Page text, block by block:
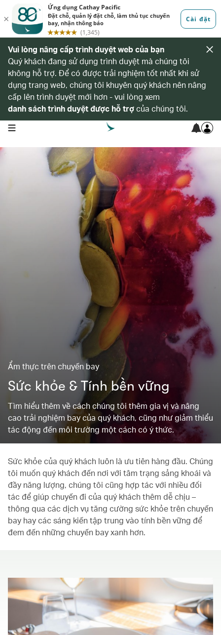
Vui lòng nâng cấp trình duyệt web của bạn
Quý khách đang sử dụng trình duyệt mà chúng tôi
không hỗ trợ. Để có được trải nghiệm tốt nhất khi sử
dụng trang web, chúng tôi khuyên quý khách nên nâng
cấp lên trình duyệt mới hơn - vui lòng xem
danh sách trình duyệt được hỗ trợcủa chúng tôi.
open navigation menu
Ẩm thực trên chuyến bay
Sức khỏe & Tính bền vững
Tìm hiểu thêm về cách chúng tôi thêm gia vị và nâng
cao trải nghiệm bay của quý khách, cũng như giảm thiểu
tác động đến môi trường một cách có ý thức.
Sức khỏe của quý khách luôn là ưu tiên hàng đầu. Chúng
tôi muốn quý khách đến nơi với tâm trạng sảng khoái và
đầy năng lượng, chúng tôi cũng hợp tác với nhiều đối
tác để giúp chuyến đi của quý khách thêm dễ chịu –
thông qua các dịch vụ tăng cường sức khỏe trên chuyến
bay hay các sáng kiến tập trung vào tính bền vững để
đem đến những chuyến bay xanh hơn.